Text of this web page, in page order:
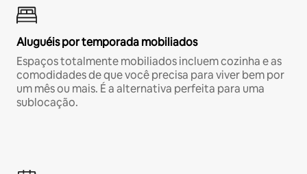
Aluguéis por temporada mobiliados
Espaços totalmente mobiliados incluem cozinha e as
comodidades de que você precisa para viver bem por
um mês ou mais. É a alternativa perfeita para uma
sublocação.